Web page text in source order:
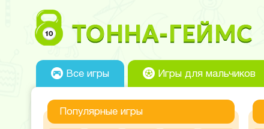
Все игры Игры для мальчиков
Популярные игры